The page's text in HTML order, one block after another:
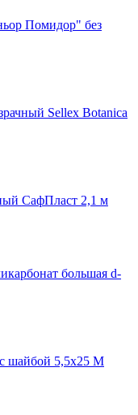
Помидор" без
Sellex Botanica
СафПласт 2,1 м
большая d-
шайбой 5,5x25 М